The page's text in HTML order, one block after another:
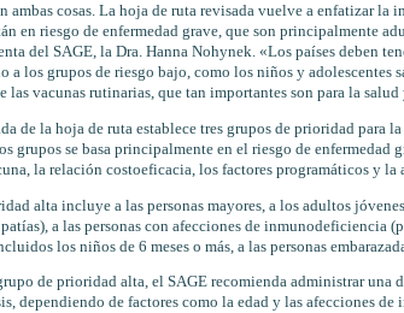
ambas cosas. La hoja de ruta revisada vuelve a enfatizar la
en riesgo de enfermedad grave, que son principalmente
del SAGE, la Dra. Hanna Nohynek. «Los países deben
a los grupos de riesgo bajo, como los niños y adolescentes
las vacunas rutinarias, que tan importantes son para la
de la hoja de ruta establece tres grupos de prioridad para
grupos se basa principalmente en el riesgo de enfermedad
la relación costoeficacia, los factores programáticos y la
alta incluye a las personas mayores, a los adultos
a las personas con afecciones de inmunodeficiencia
los niños de 6 meses o más, a las personas
de prioridad alta, el SAGE recomienda administrar una
dependiendo de factores como la edad y las afecciones